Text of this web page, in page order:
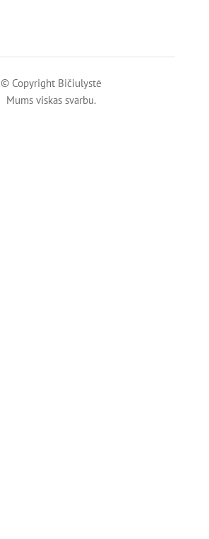
© Copyright Bičiulystė
Mums viskas svarbu.